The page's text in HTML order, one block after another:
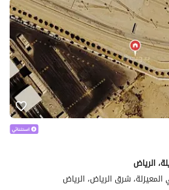
الرياض
شرق الرياض، الرياض